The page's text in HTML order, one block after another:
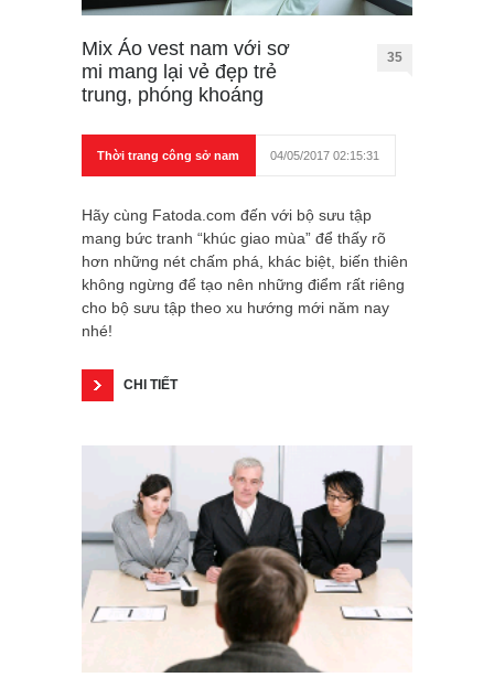
Mix Áo vest nam với sơ
mi mang lại vẻ đẹp trẻ
trung, phóng khoáng
35
Thời trang công sở nam 04/05/2017 02:15:31
Hãy cùng Fatoda.com đến với bộ sưu tập
mang bức tranh “khúc giao mùa” để thấy rõ
hơn những nét chấm phá, khác biệt, biến thiên
không ngừng để tạo nên những điểm rất riêng
cho bộ sưu tập theo xu hướng mới năm nay
nhé!
CHI TIẾT